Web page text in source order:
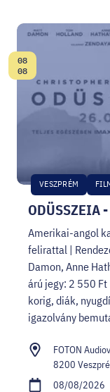
ODÜSSZEIA
VESZPRÉM
Date:
08
08
Amerikai-angol
felirattal |
Damon, Anne
árú jegy: 2 550
korig, diák,
igazolvány
FOTON
8200
08/08/2026